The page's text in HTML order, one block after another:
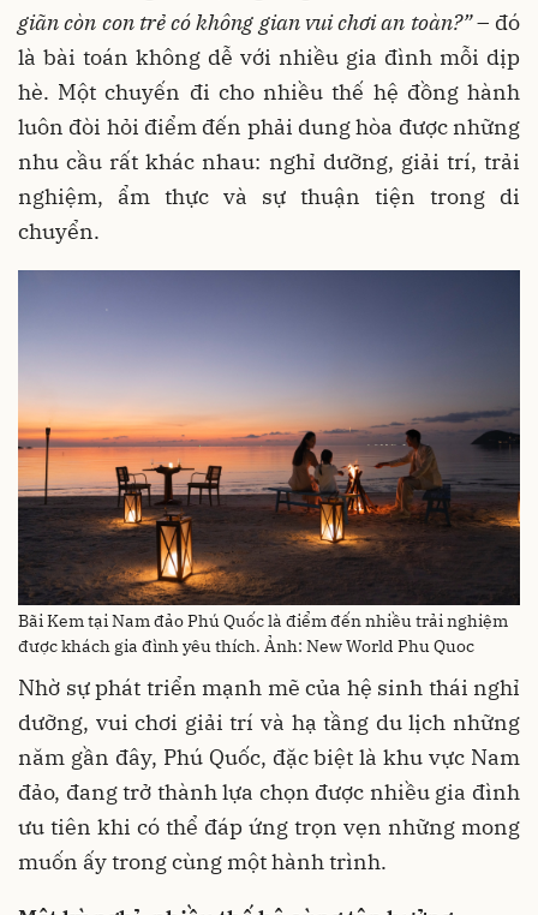
giãn còn con trẻ có không gian vui chơian toàn?”– đó
là bài toán không dễ với nhiều gia đình mỗi dịp
hè. Một chuyến đi cho nhiều thế hệ đồng hành
luôn đòi hỏi điểm đến phải dung hòa được những
nhu cầu rất khác nhau: nghỉ dưỡng, giải trí, trải
nghiệm, ẩm thực và sự thuận tiện trong di
chuyển.
Bãi Kem tại Nam đảo Phú Quốc là điểm đến nhiều trải nghiệm
được khách gia đình yêu thích. Ảnh: New World Phu Quoc
Nhờ sự phát triển mạnh mẽ của hệ sinh thái nghỉ
dưỡng, vui chơi giải trí và hạ tầng du lịch những
năm gần đây, Phú Quốc, đặc biệt là khu vực Nam
đảo, đang trở thành lựa chọn được nhiều gia đình
ưu tiên khi có thể đáp ứng trọn vẹn những mong
muốn ấy trong cùng một hành trình.